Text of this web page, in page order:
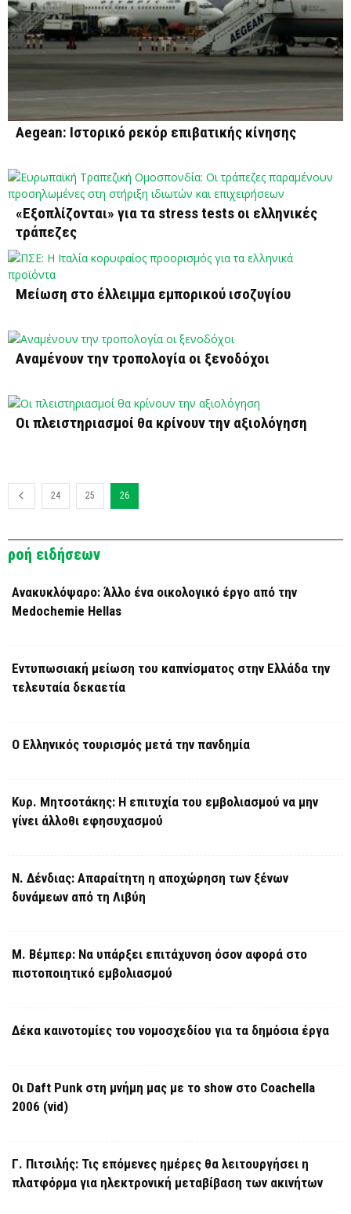
Aegean: Ιστορικό ρεκόρ επιβατικής κίνησης
«Εξοπλίζονται» για τα stress tests οι ελληνικές
τράπεζες
Μείωση στο έλλειμμα εμπορικού ισοζυγίου
Αναμένουν την τροπολογία οι ξενοδόχοι
Οι πλειστηριασμοί θα κρίνουν την αξιολόγηση
24 25 26
ροή ειδήσεων
Ανακυκλόψαρο: Άλλο ένα οικολογικό έργο από την
Medochemie Hellas
Εντυπωσιακή μείωση του καπνίσματος στην Ελλάδα την
τελευταία δεκαετία
Ο Ελληνικός τουρισμός μετά την πανδημία
Κυρ. Μητσοτάκης: Η επιτυχία του εμβολιασμού να μην
γίνει άλλοθι εφησυχασμού
Ν. Δένδιας: Απαραίτητη η αποχώρηση των ξένων
δυνάμεων από τη Λιβύη
Μ. Βέμπερ: Να υπάρξει επιτάχυνση όσον αφορά στο
πιστοποιητικό εμβολιασμού
Δέκα καινοτομίες του νομοσχεδίου για τα δημόσια έργα
Οι Daft Punk στη μνήμη μας με το show στο Coachella
2006 (vid)
Γ. Πιτσιλής: Τις επόμενες ημέρες θα λειτουργήσει η
πλατφόρμα για ηλεκτρονική μεταβίβαση των ακινήτων